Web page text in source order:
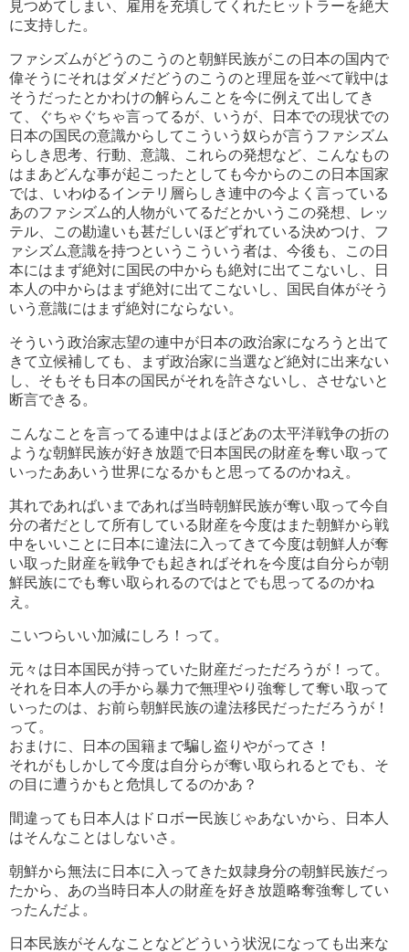
見つめてしまい、雇用を充填してくれたヒットラーを絶大
に支持した。
ファシズムがどうのこうのと朝鮮民族がこの日本の国内で
偉そうにそれはダメだどうのこうのと理屈を並べて戦中は
そうだったとかわけの解らんことを今に例えて出してき
て、ぐちゃぐちゃ言ってるが、いうが、日本での現状での
日本の国民の意識からしてこういう奴らが言うファシズム
らしき思考、行動、意識、これらの発想など、こんなもの
はまあどんな事が起こったとしても今からのこの日本国家
では、いわゆるインテリ層らしき連中の今よく言っている
あのファシズム的人物がいてるだとかいうこの発想、レッ
テル、この勘違いも甚だしいほどずれている決めつけ、フ
ァシズム意識を持つというこういう者は、今後も、この日
本にはまず絶対に国民の中からも絶対に出てこないし、日
本人の中からはまず絶対に出てこないし、国民自体がそう
いう意識にはまず絶対にならない。
そういう政治家志望の連中が日本の政治家になろうと出て
きて立候補しても、まず政治家に当選など絶対に出来ない
し、そもそも日本の国民がそれを許さないし、させないと
断言できる。
こんなことを言ってる連中はよほどあの太平洋戦争の折の
ような朝鮮民族が好き放題で日本国民の財産を奪い取って
いったああいう世界になるかもと思ってるのかねえ。
其れであればいまであれば当時朝鮮民族が奪い取って今自
分の者だとして所有している財産を今度はまた朝鮮から戦
中をいいことに日本に違法に入ってきて今度は朝鮮人が奪
い取った財産を戦争でも起きればそれを今度は自分らが朝
鮮民族にでも奪い取られるのではとでも思ってるのかね
え。
こいつらいい加減にしろ！って。
元々は日本国民が持っていた財産だっただろうが！って。
それを日本人の手から暴力で無理やり強奪して奪い取って
いったのは、お前ら朝鮮民族の違法移民だっただろうが！
って。
おまけに、日本の国籍まで騙し盗りやがってさ！
それがもしかして今度は自分らが奪い取られるとでも、そ
の目に遭うかもと危惧してるのかあ？
間違っても日本人はドロボー民族じゃあないから、日本人
はそんなことはしないさ。
朝鮮から無法に日本に入ってきた奴隷身分の朝鮮民族だっ
たから、あの当時日本人の財産を好き放題略奪強奪してい
ったんだよ。
日本民族がそんなことなどどういう状況になっても出来な